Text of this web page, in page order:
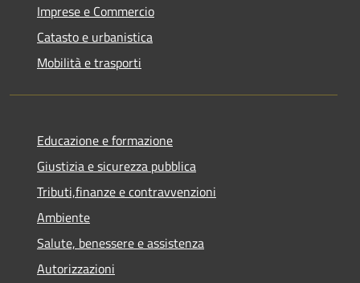
Imprese e Commercio
Catasto e urbanistica
Mobilità e trasporti
Educazione e formazione
Giustizia e sicurezza pubblica
Tributi,finanze e contravvenzioni
Ambiente
Salute, benessere e assistenza
Autorizzazioni